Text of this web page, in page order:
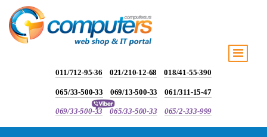
011/712-95-36 021/210-12-68 018/41-55-390
065/33-500-33 069/13-500-33 061/311-15-47
069/33-500-33 065/33-500-33 065/2-333-999